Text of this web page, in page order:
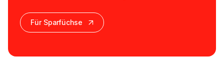
Für Sparfüchse